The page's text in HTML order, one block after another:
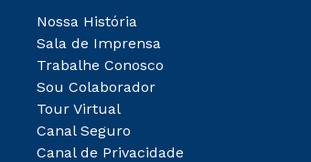
Nossa História
Sala de Imprensa
Trabalhe Conosco
Sou Colaborador
Tour Virtual
Canal Seguro
Canal de Privacidade